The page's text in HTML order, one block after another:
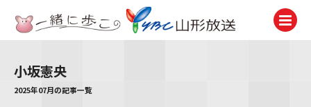
TV
小坂憲央
2025年07月の記事一覧